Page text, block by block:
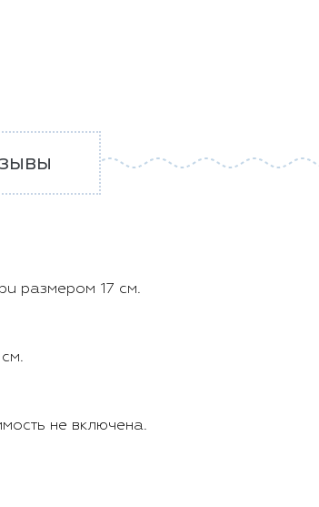
размером 17 см.
не включена.